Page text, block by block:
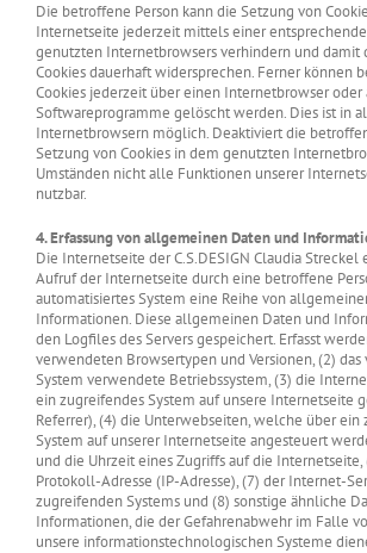
Die betroffene Person kann die Setzung von
Internetseite jederzeit mittels einer
genutzten Internetbrowsers verhindern und damit
Cookies dauerhaft widersprechen. Ferner können
Cookies jederzeit über einen Internetbrowser oder
Softwareprogramme gelöscht werden. Dies ist in
Internetbrowsern möglich. Deaktiviert die
Setzung von Cookies in dem genutzten
Umständen nicht alle Funktionen unserer
nutzbar.
4. Erfassung von allgemeinen Daten und
Die Internetseite der C.S.DESIGN Claudia Streckel
Aufruf der Internetseite durch eine betroffene
automatisiertes System eine Reihe von
Informationen. Diese allgemeinen Daten und
den Logfiles des Servers gespeichert. Erfasst
verwendeten Browsertypen und Versionen, (2)
System verwendete Betriebssystem, (3) die
ein zugreifendes System auf unsere Internetseite
Referrer), (4) die Unterwebseiten, welche über ein
System auf unserer Internetseite angesteuert
und die Uhrzeit eines Zugriffs auf die
Protokoll-Adresse (IP-Adresse), (7) der Internet-
zugreifenden Systems und (8) sonstige ähnliche
Informationen, die der Gefahrenabwehr im Falle
unsere informationstechnologischen Systeme